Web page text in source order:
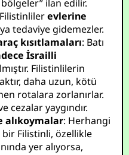
ilan edilir.
Filistinlilerevlerine
tedaviye gidemezler.
kısıtlamaları: Batı
İsrailli
Filistinlilerin
daha uzun, kötü
rotalara zorlanırlar.
cezalar yaygındır.
alıkoymalar: Herhangi
Filistinli, özellikle
yer alıyorsa,